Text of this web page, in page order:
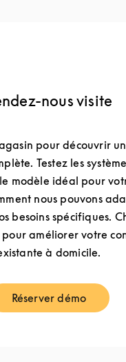
nous visite
pour découvrir
Testez les
modèle idéal pour
nous pouvons
besoins spécifiques.
pour améliorer votre
à domicile.
Réserver démo
Link Opens in